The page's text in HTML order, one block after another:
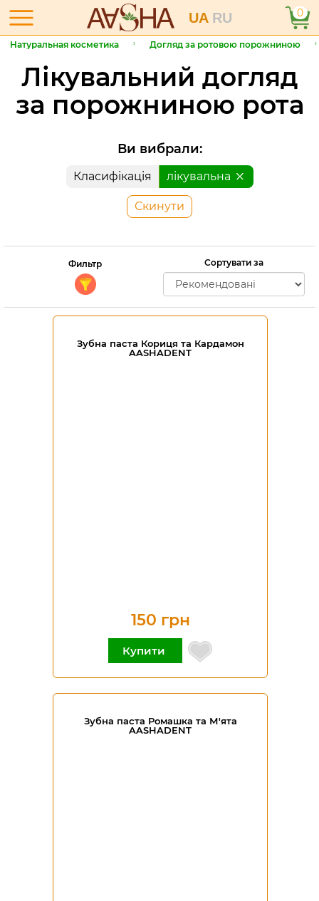
UA RU 0
Натуральная косметика Догляд за ротовою порожниною
Лікувальний догляд
за порожниною рота
Ви вибрали:
Класифікація лікувальна
Скинути
Фильтр Сортувати за
Зубна паста Кориця та Кардамон
AASHADENT
150 грн
Купити
Зубна паста Ромашка та М'ята
AASHADENT